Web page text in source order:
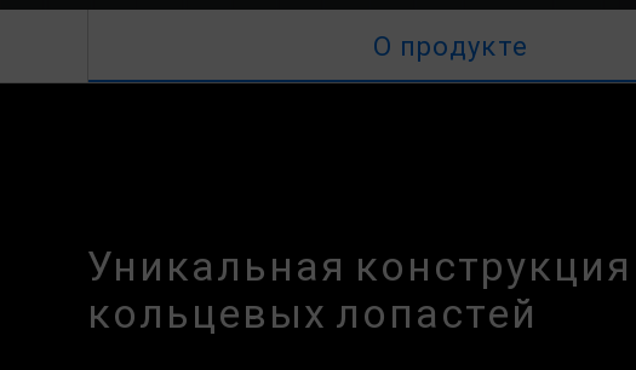
О продукте
Уникальная конструкция
кольцевых лопастей